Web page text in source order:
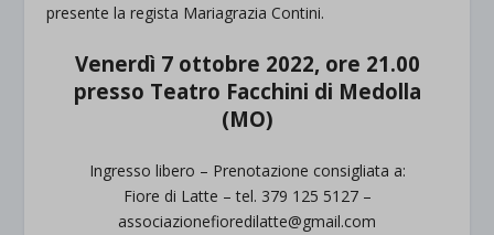
presente la regista Mariagrazia Contini.
Venerdì 7 ottobre 2022, ore 21.00
presso Teatro Facchini di Medolla
(MO)
Ingresso libero – Prenotazione consigliata a:
Fiore di Latte – tel. 379 125 5127 –
associazionefioredilatte@gmail.com